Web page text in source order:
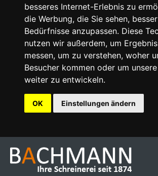
besseres Internet-Erlebnis zu
die Werbung, die Sie sehen,
Bedürfnisse anzupassen. Diese
nutzen wir außerdem, um
messen, um zu verstehen, woher
Besucher kommen oder um
weiter zu entwickeln.
OK Einstellungen ändern